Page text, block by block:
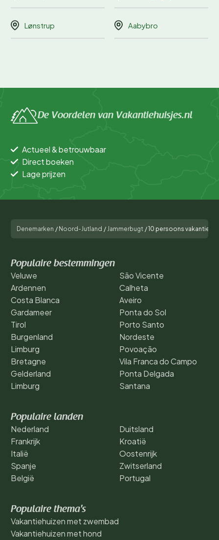
Lønstrup Aabybro
De Voordelen van Vakantiehuisjes.nl
Actueel & betrouwbaar
Direct boeken
Lage prijzen
Denemarken / Noord-Jutland / Jammerbugt /10 persoons vakantie
Populaire bestemmingen
Veluwe
Ardennen
Costa Blanca
Gardameer
Tirol
Burgenland
Limburg
Bretagne
Gelderland
Limburg
São Vicente
Calheta
Aveiro
Ponta do Sol
Porto Santo
Nordeste
Povoação
Vila Franca do Campo
Ponta Delgada
Santana
Populaire landen
Nederland
Frankrijk
Italië
Spanje
België
Duitsland
Kroatië
Oostenrijk
Zwitserland
Portugal
Populaire thema's
Vakantiehuizen met zwembad
Vakantiehuizen met hond